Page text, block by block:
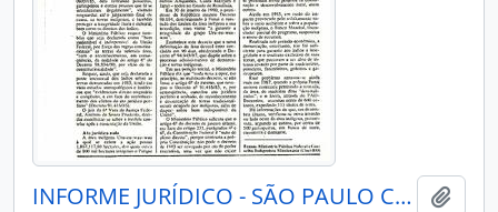
INFORME JURÍDICO - SÃO PAULO COMISSÃO PRÓ-ÍNDIO DE SÃO PAULO - DEPARTAMENTO JURÍDICO - 1990 - Nº06-08